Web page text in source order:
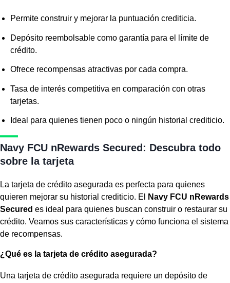
Permite construir y mejorar la puntuación crediticia.
Depósito reembolsable como garantía para el límite de
crédito.
Ofrece recompensas atractivas por cada compra.
Tasa de interés competitiva en comparación con otras
tarjetas.
Ideal para quienes tienen poco o ningún historial crediticio.
Navy FCU nRewards Secured: Descubra todo
sobre la tarjeta
La tarjeta de crédito asegurada es perfecta para quienes
quieren mejorar su historial crediticio. El
Navy FCU nRewards
Secured es ideal para quienes buscan construir o restaurar su
crédito. Veamos sus características y cómo funciona el sistema
de recompensas.
¿Qué es la tarjeta de crédito asegurada?
Una tarjeta de crédito asegurada requiere un depósito de